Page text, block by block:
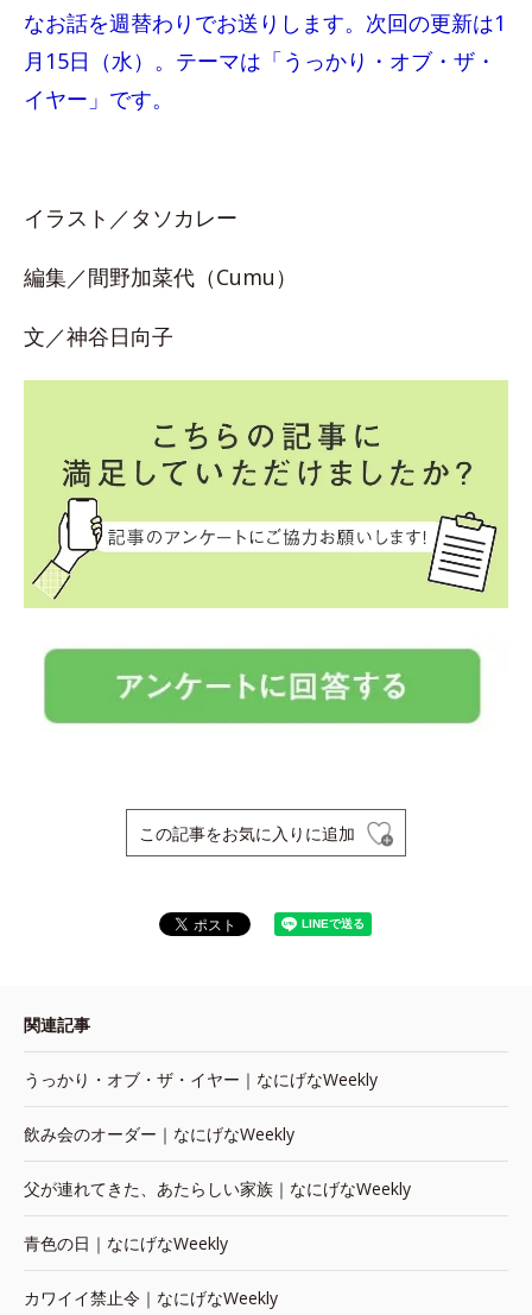
なお話を週替わりでお送りします。次回の更新は1
月15日（水）。テーマは「うっかり・オブ・ザ・
イヤー」です。
イラスト／タソカレー
編集／間野加菜代（Cumu）
文／神谷日向子
この記事をお気に入りに追加
関連記事
うっかり・オブ・ザ・イヤー｜なにげなWeekly
飲み会のオーダー｜なにげなWeekly
父が連れてきた、あたらしい家族｜なにげなWeekly
青色の日｜なにげなWeekly
カワイイ禁止令｜なにげなWeekly